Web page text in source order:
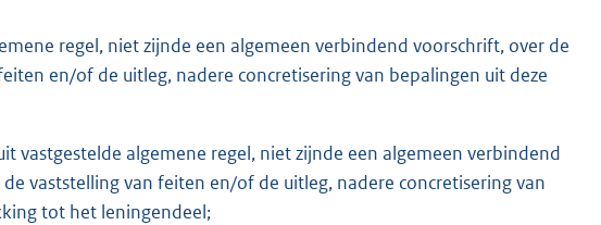
regel, niet zijnde een algemeen verbindend voorschrift, over de
en/of de uitleg, nadere concretisering van bepalingen uit deze
vastgestelde algemene regel, niet zijnde een algemeen verbindend
vaststelling van feiten en/of de uitleg, nadere concretisering van
tot het leningendeel;